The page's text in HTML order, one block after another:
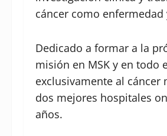
cáncer como
Dedicado a formar a la
misión en MSK y en todo
exclusivamente al
dos mejores hospitales
años.